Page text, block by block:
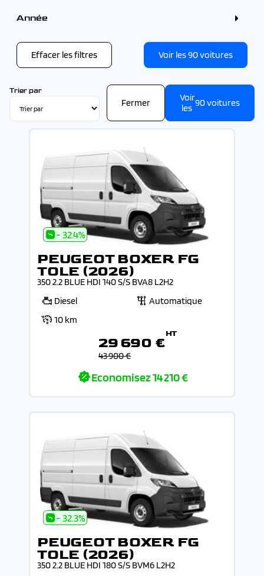
Blanc (6)
Gris (4)
Année
Effacer les filtres Voir les90voitures
Trier par
Fermer
Voir
les 90voitures
- 32.4%
PEUGEOT BOXER FG
TOLE (2026)
350 2.2 BLUE HDI 140 S/S BVA8 L2H2
Diesel
Automatique
10 km
29 690 €
HT
43 900 €
Economisez14 210 €
- 32.3%
PEUGEOT BOXER FG
TOLE (2026)
350 2.2 BLUE HDI 180 S/S BVM6 L2H2